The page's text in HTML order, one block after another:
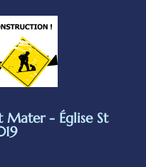
Mater - Église St